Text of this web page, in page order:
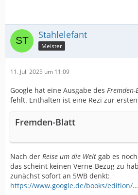
Stahlelefant
Meister
11. Juli 2025 um 11:09
Google hat eine Ausgabe des Fremden-
fehlt. Enthalten ist eine Rezi zur
Fremden-Blatt
Nach der Reise um die Welt gab es noch
das scheint keinen Verne-Bezug zu
zunächst sofort an 5WB denkt:
https://www.google.de/books/edition/